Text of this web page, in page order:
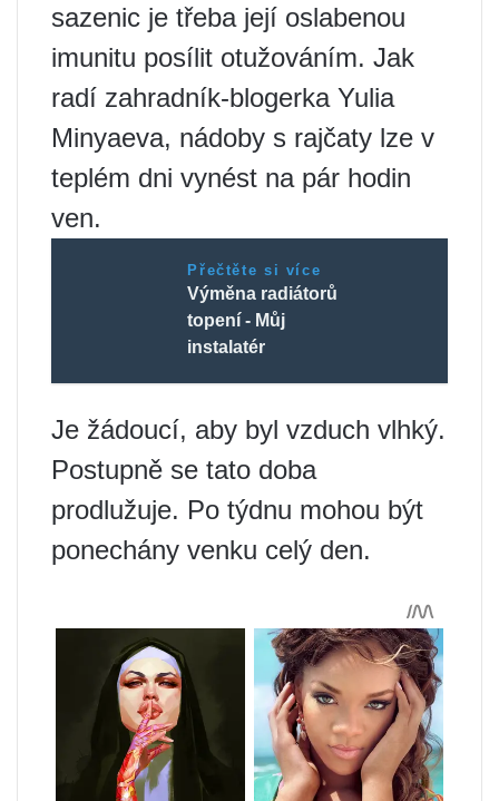
sazenic je třeba její oslabenou
imunitu posílit otužováním. Jak
radí zahradník-blogerka Yulia
Minyaeva, nádoby s rajčaty lze v
teplém dni vynést na pár hodin
ven.
Přečtěte si více
Výměna radiátorů
topení - Můj
instalatér
Je žádoucí, aby byl vzduch vlhký.
Postupně se tato doba
prodlužuje. Po týdnu mohou být
ponechány venku celý den.